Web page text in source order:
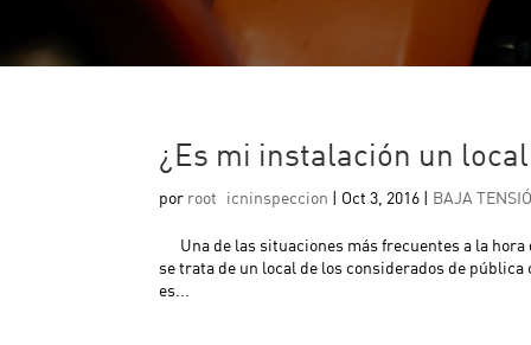
¿Es mi instalación un
por root_icninspeccion | Oct 3, 2016 | BAJA
Una de las situaciones más frecuentes a la
se trata de un local de los considerados de
es...